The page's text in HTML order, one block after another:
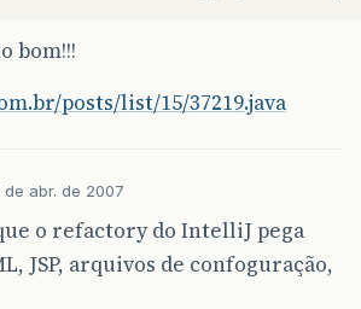
bom!!!
posts/list/15/37219.java
de abr. de 2007
o refactory do IntelliJ pega
JSP, arquivos de confoguração,